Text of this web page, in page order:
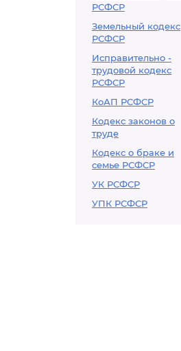
РСФСР
Земельный кодекс
РСФСР
Исправительно -
трудовой кодекс
РСФСР
КоАП РСФСР
Кодекс законов о
труде
Кодекс о браке и
семье РСФСР
УК РСФСР
УПК РСФСР